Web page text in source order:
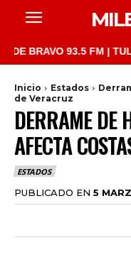
93.5 FM |
Inicio Estados
de Veracruz
DERRAME DE
AFECTA
ESTADOS
PUBLICADO EN 5